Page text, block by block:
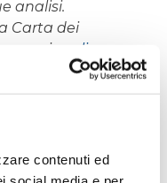
contenuti ed
analisi.
Carta dei
clicca
>>
Frigieri